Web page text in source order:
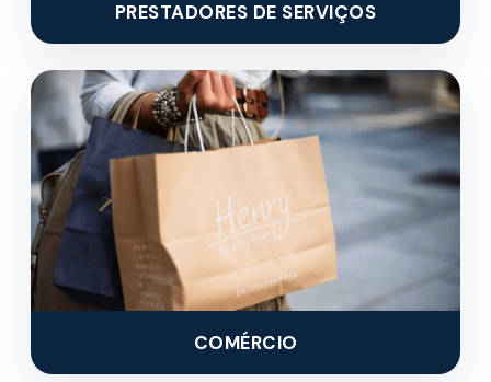
PRESTADORES DE SERVIÇOS
COMÉRCIO